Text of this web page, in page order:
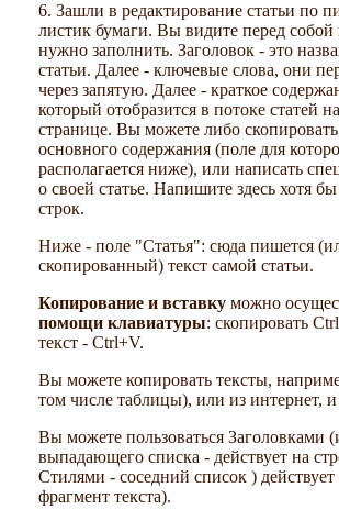
6. Зашли в редактирование статьи по
листик бумаги. Вы видите перед собой
нужно заполнить. Заголовок - это
статьи. Далее - ключевые слова, они
через запятую. Далее - краткое
который отобразится в потоке статей
странице. Вы можете либо скопировать
основного содержания (поле для
располагается ниже), или написать
о своей статье. Напишите здесь хотя бы
строк.
Ниже - поле "Статья": сюда пишется
скопированный) текст самой статьи.
Копирование и вставку можно
помощи клавиатуры: скопировать
текст - Ctrl+V.
Вы можете копировать тексты,
том числе таблицы), или из интернет, и
Вы можете пользоваться Заголовками
выпадающего списка - действует на
Стилями - соседний список )
фрагмент текста).